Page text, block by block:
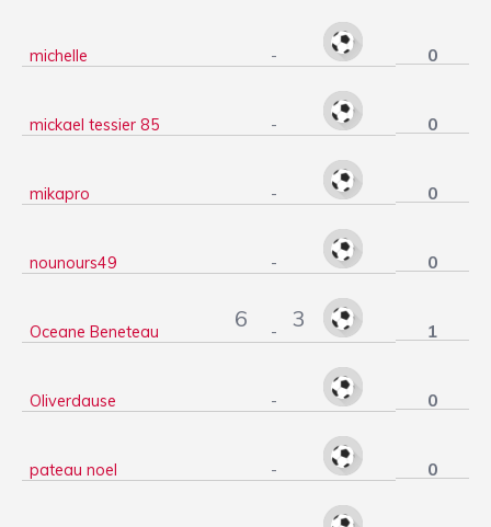
michelle - 0
mickael tessier 85 - 0
mikapro - 0
nounours49 - 0
Oceane Beneteau 6 - 3 1
Oliverdause - 0
pateau noel - 0